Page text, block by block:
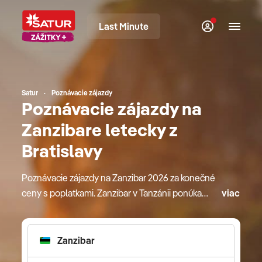
Last Minute
Satur Poznávacie zájazdy
Poznávacie zájazdy na
Zanzibare letecky z
Bratislavy
Poznávacie zájazdy na Zanzibar 2026 za konečné
ceny s poplatkami. Zanzibar v Tanzánii ponúka
Stone Town cez bohaté a rozmanité koreninové
plantáže až po nespočetné odtiene modrej,
zelenej a bielej farby celého pobrežia. Ponúka
viac